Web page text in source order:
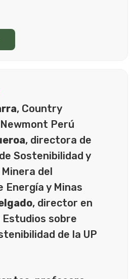
, Country
Perú
, directora de
Sostenibilidad y
del
Energía y Minas
, director en
sobre
de la UP